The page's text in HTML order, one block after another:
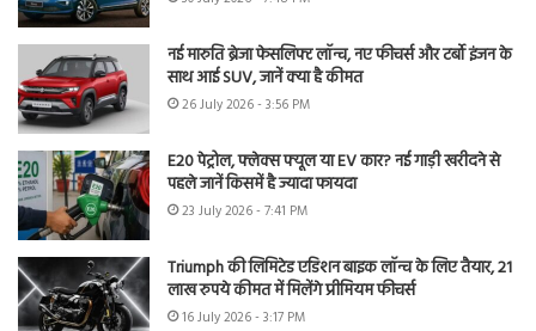
नई मारुति ब्रेजा फेसलिफ्ट लॉन्च, नए फीचर्स और टर्बो इंजन के
साथ आई SUV, जानें क्या है कीमत
26 July 2026 - 3:56 PM
E20 पेट्रोल, फ्लेक्स फ्यूल या EV कार? नई गाड़ी खरीदने से
पहले जानें किसमें है ज्यादा फायदा
23 July 2026 - 7:41 PM
Triumph की लिमिटेड एडिशन बाइक लॉन्च के लिए तैयार, 21
लाख रुपये कीमत में मिलेंगे प्रीमियम फीचर्स
16 July 2026 - 3:17 PM